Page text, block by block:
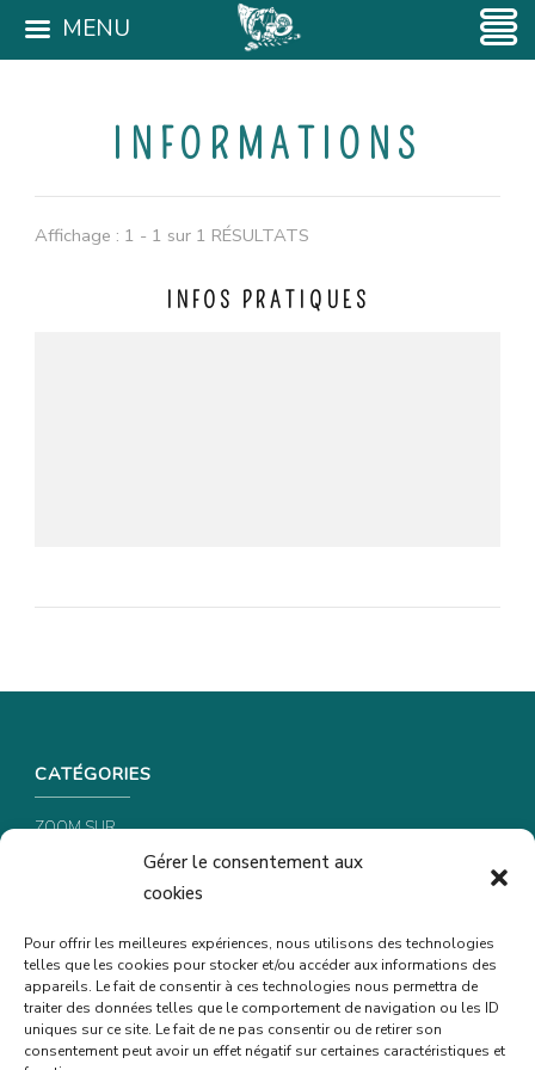
Gérer le consentement aux
cookies
Pour offrir les meilleures expériences, nous utilisons des technologies
telles que les cookies pour stocker et/ou accéder aux informations des
appareils. Le fait de consentir à ces technologies nous permettra de
traiter des données telles que le comportement de navigation ou les ID
uniques sur ce site. Le fait de ne pas consentir ou de retirer son
consentement peut avoir un effet négatif sur certaines caractéristiques et
INFORMATIONS
Affichage : 1 - 1 sur 1 RÉSULTATS
INFOS PRATIQUES
CATÉGORIES
ZOOM SUR …
CONSEILS & ASTUCES
INFORMATIONS & CONFIDENTIALITÉ
POLITIQUE DE CONFIDENTIALITÉ
MENU